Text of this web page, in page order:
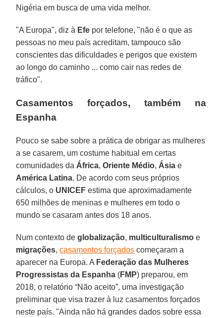
Nigéria em busca de uma vida melhor.
"A Europa", diz à Efe por telefone, "não é o que as
pessoas no meu país acreditam, tampouco são
conscientes das dificuldades e perigos que existem
ao longo do caminho ... como cair nas redes de
tráfico".
Casamentos forçados, também na
Espanha
Pouco se sabe sobre a prática de obrigar as mulheres
a se casarem, um costume habitual em certas
comunidades da África,Oriente Médio, Ásia e
América Latina. De acordo com seus próprios
cálculos, o UNICEF estima que aproximadamente
650 milhões de meninas e mulheres em todo o
mundo se casaram antes dos 18 anos.
Num contexto deglobalização, multiculturalismo e
migrações,casamentos forçados começaram a
aparecer na Europa. A Federação das Mulheres
Progressistas da Espanha (FMP) preparou, em
2018, o relatório “Não aceito”, uma investigação
preliminar que visa trazer à luz casamentos forçados
neste país. "Ainda não há grandes dados sobre essa